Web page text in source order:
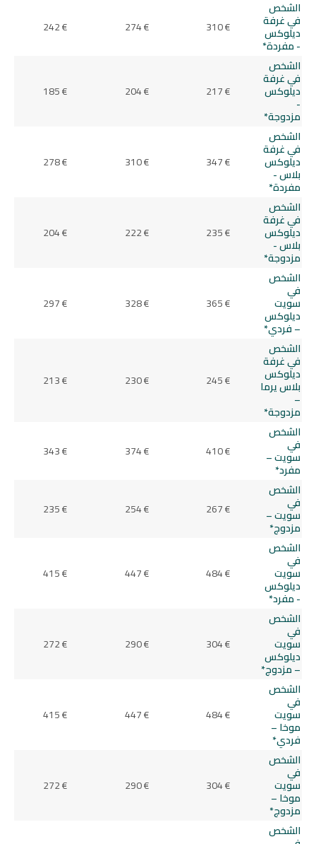
الشخص
في غرفة
ديلوكس
- مفردة*
310 €
274 €
242 €
الشخص
في غرفة
ديلوكس
-
مزدوجة*
217 €
204 €
185 €
الشخص
في غرفة
ديلوكس
بلاس -
مفردة*
347 €
310 €
278 €
الشخص
في غرفة
ديلوكس
بلاس -
مزدوجة*
235 €
222 €
204 €
الشخص
في
سويت
ديلوكس
– فردي*
365 €
328 €
297 €
الشخص
في غرفة
ديلوكس
بلاس يرما
–
مزدوجة*
245 €
230 €
213 €
الشخص
في
سويت –
مفرد*
410 €
374 €
343 €
الشخص
في
سويت –
مزدوج*
267 €
254 €
235 €
الشخص
في
سويت
ديلوكس
- مفرد*
484 €
447 €
415 €
الشخص
في
سويت
ديلوكس
– مزدوج*
304 €
290 €
272 €
الشخص
في
سويت
موخا –
فردي*
484 €
447 €
415 €
الشخص
في
سويت
موخا –
مزدوج*
304 €
290 €
272 €
الشخص